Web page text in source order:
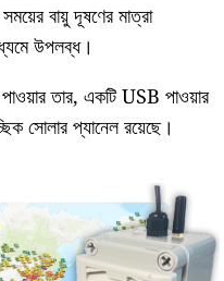
বায়ু দূষণের মাত্রা
উপলব্ধ।
তার, একটি USB পাওয়ার
সোলার প্যানেল রয়েছে।